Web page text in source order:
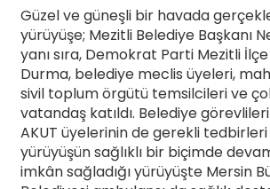
Güzel ve güneşli bir havada
yürüyüşe; Mezitli Belediye Başkanı
yanı sıra, Demokrat Parti Mezitli İlçe
Durma, belediye meclis üyeleri,
sivil toplum örgütü temsilcileri ve
vatandaş katıldı. Belediye
AKUT üyelerinin de gerekli
yürüyüşün sağlıklı bir biçimde
imkân sağladığı yürüyüşte Mersin